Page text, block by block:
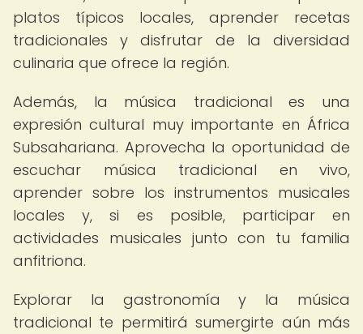
platos típicos locales, aprender recetas
tradicionales y disfrutar de la diversidad
culinaria que ofrece la región.
Además, la música tradicional es una
expresión cultural muy importante en África
Subsahariana. Aprovecha la oportunidad de
escuchar música tradicional en vivo,
aprender sobre los instrumentos musicales
locales y, si es posible, participar en
actividades musicales junto con tu familia
anfitriona.
Explorar la gastronomía y la música
tradicional te permitirá sumergirte aún más